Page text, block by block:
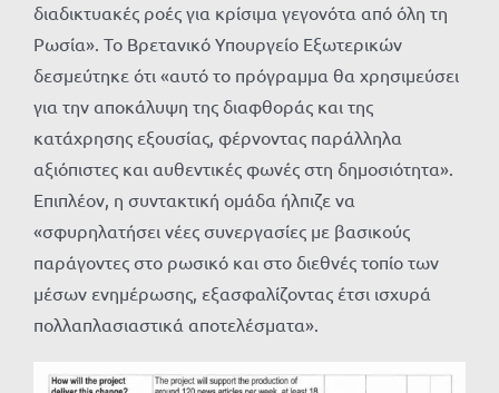
διαδικτυακές ροές για κρίσιμα γεγονότα από όλη τη
Ρωσία». Το Βρετανικό Υπουργείο Εξωτερικών
δεσμεύτηκε ότι «αυτό το πρόγραμμα θα χρησιμεύσει
για την αποκάλυψη της διαφθοράς και της
κατάχρησης εξουσίας, φέρνοντας παράλληλα
αξιόπιστες και αυθεντικές φωνές στη δημοσιότητα».
Επιπλέον, η συντακτική ομάδα ήλπιζε να
«σφυρηλατήσει νέες συνεργασίες με βασικούς
παράγοντες στο ρωσικό και στο διεθνές τοπίο των
μέσων ενημέρωσης, εξασφαλίζοντας έτσι ισχυρά
πολλαπλασιαστικά αποτελέσματα».